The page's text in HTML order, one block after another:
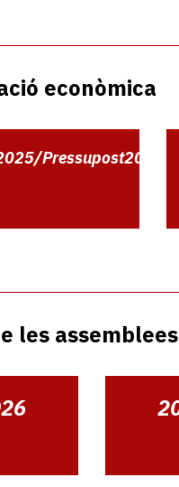
econòmica
Pressupost2026
les assemblees